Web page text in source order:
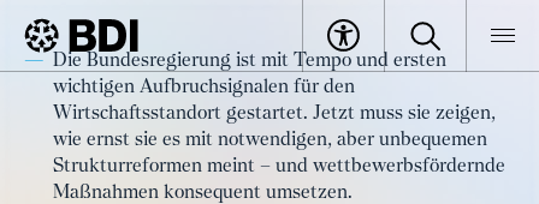
Artikel
Artikel
100 Tage Bilanz: Erste positive
Signale, aber mehr Tempo bei
Strukturreformen nötig
Die Bundesregierung ist mit Tempo und ersten
wichtigen Aufbruchsignalen für den
Wirtschaftsstandort gestartet. Jetzt muss sie zeigen,
wie ernst sie es mit notwendigen, aber unbequemen
Strukturreformen meint – und wettbewerbsfördernde
Maßnahmen konsequent umsetzen.